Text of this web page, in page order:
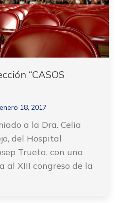
“CASOS
enero 18, 2017
a la Dra. Celia
del Hospital
Trueta, con una
al XIII congreso de la